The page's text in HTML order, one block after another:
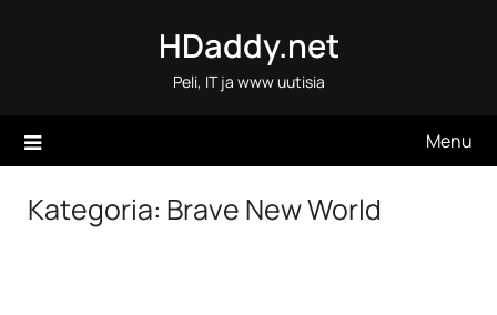
HDaddy.net
Peli, IT ja www uutisia
Menu
Kategoria: Brave New World